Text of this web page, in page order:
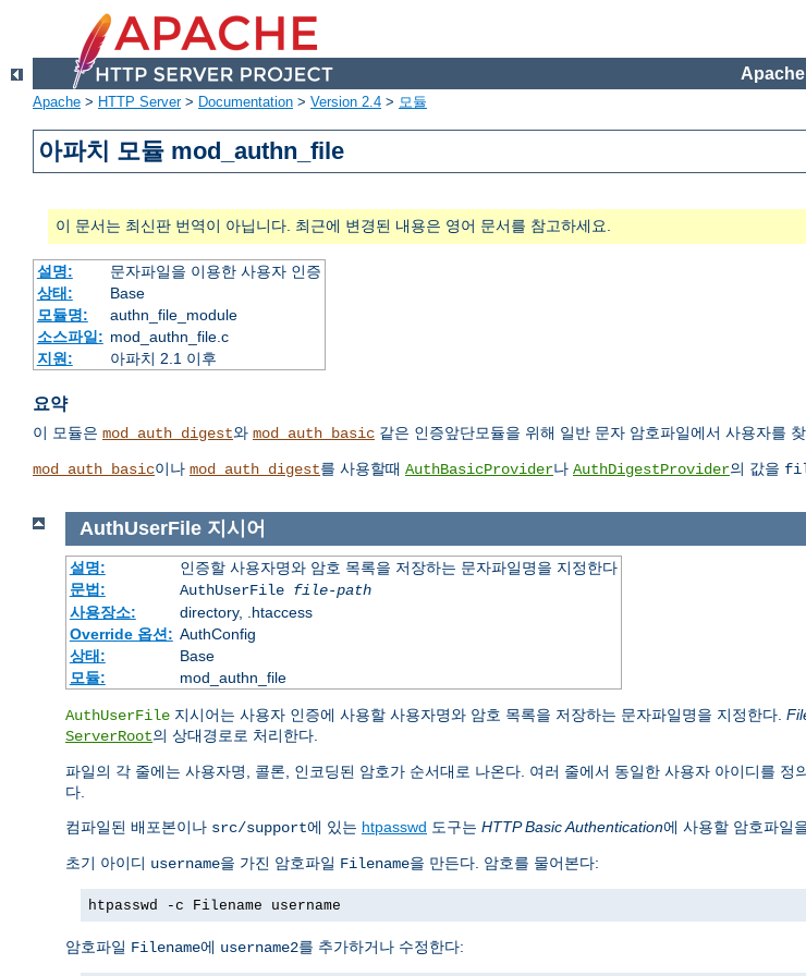
Apache > HTTP Server> Documentation > Version 2.4 > 모듈
아파치 모듈 mod_authn_file
이 문서는 최신판 번역이 아닙니다. 최근에 변경된 내용은 영어 문서를 참고하세요.
설명:
문자파일을 이용한 사용자 인증
상태:
Base
모듈명:
authn_file_module
소스파일: mod_authn_file.c
지원:
아파치 2.1 이후
요약
이 모듈은 mod_auth_digest와 mod_auth_basic 같은 인증앞단모듈을 위해 일반 문자 암호파일에서 사용자를
mod_auth_basic이나 mod_auth_digest를 사용할때 AuthBasicProvider나 AuthDigestProvider의 값을
AuthUserFile 지시어
설명:
인증할 사용자명와 암호 목록을 저장하는 문자파일명을 지정한다
문법:
AuthUserFile file-path
사용장소:
directory, .htaccess
Override 옵션: AuthConfig
상태:
Base
모듈:
mod_authn_file
AuthUserFile 지시어는 사용자 인증에 사용할 사용자명와 암호 목록을 저장하는 문자파일명을 지정한다.
ServerRoot의 상대경로로 처리한다.
파일의 각 줄에는 사용자명, 콜론, 인코딩된 암호가 순서대로 나온다. 여러 줄에서 동일한 사용자 아이디를 정
다.
컴파일된 배포본이나 src/support에 있는 htpasswd 도구는 HTTP Basic Authentication에 사용할 암호파일
초기 아이디 username을 가진 암호파일 Filename을 만든다. 암호를 물어본다:
htpasswd -c Filename username
암호파일 Filename에 username2를 추가하거나 수정한다: